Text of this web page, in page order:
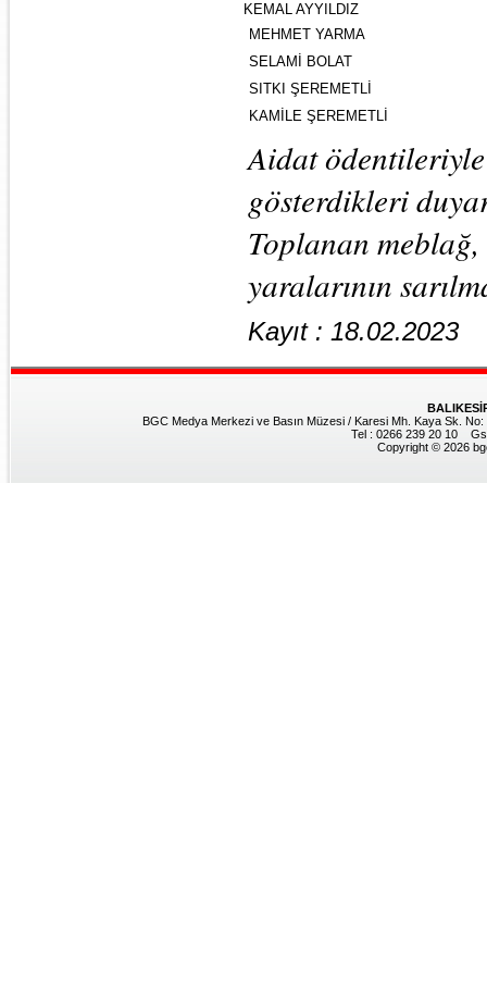
KEMAL AYYILDIZ
MEHMET YARMA
SELAMİ BOLAT
SITKI ŞEREMETLİ
KAMİLE ŞEREMETLİ
Aidat
gösterdikleri
Toplanan meblağ,
yaralarının
Kayıt : 18.02.2023
BGC Medya Merkezi ve Basın Müzesi / Karesi Mh. Kaya Sk.
Tel : 0266 239 20 10
Copyright © 2026